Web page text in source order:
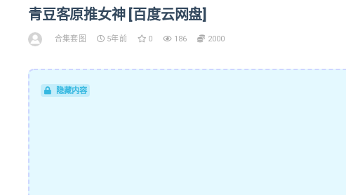
青豆客原推女神 [百度云网盘]
合集套图 5年前 0 186 2000
隐藏内容